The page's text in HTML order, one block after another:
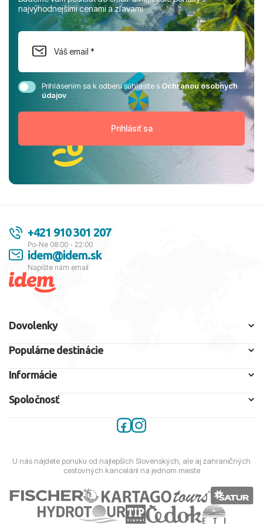
najvýhodnejšími cenami a zľavami
Prihlásením sa k odberu súhlasíte sOchranou osobných
údajov
+421 910 301 207
Po-Ne 08:00 - 22:00
idem@idem.sk
Napíšte nám email
Dovolenky
Populárne destinácie
Informácie
Spoločnosť
U nás nájdete ponuku od najlepších Slovenských, ale aj zahraničných
cestovných kancelárií na jednom mieste